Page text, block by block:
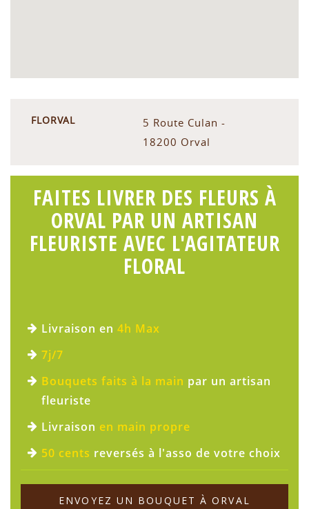
FLORVAL
5 Route Culan -
18200 Orval
FAITES LIVRER DES FLEURS À
ORVAL PAR UN ARTISAN
FLEURISTE AVEC L'AGITATEUR
FLORAL
Livraison en 4h Max
7j/7
Bouquets faits à la main par un artisan
fleuriste
Livraison en main propre
50 cents reversés à l'asso de votre choix
ENVOYEZ UN BOUQUET À ORVAL